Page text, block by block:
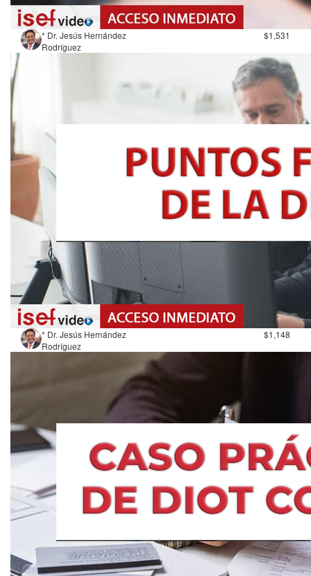
* Dr. Jesús Hernández
Rodríguez
$1,531
* Dr. Jesús Hernández
Rodríguez
$1,148